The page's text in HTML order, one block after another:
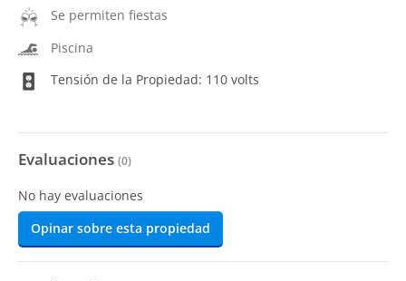
Se permiten fiestas
Piscina
Tensión de la Propiedad: 110 volts
Evaluaciones (0)
No hay evaluaciones
Opinar sobre esta propiedad